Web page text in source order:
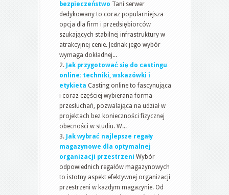
bezpieczeństwo Tani serwer
dedykowany to coraz popularniejsza
opcja dla firm i przedsiębiorców
szukających stabilnej infrastruktury w
atrakcyjnej cenie. Jednak jego wybór
wymaga dokładnej...
Jak przygotować się do castingu
online: techniki, wskazówki i
etykieta Casting online to fascynująca
i coraz częściej wybierana forma
przesłuchań, pozwalająca na udział w
projektach bez konieczności fizycznej
obecności w studiu. W...
Jak wybrać najlepsze regały
magazynowe dla optymalnej
organizacji przestrzeni Wybór
odpowiednich regałów magazynowych
to istotny aspekt efektywnej organizacji
przestrzeni w każdym magazynie. Od